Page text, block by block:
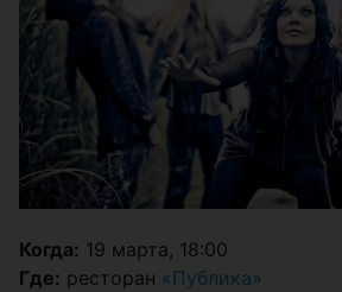
Когда: 19 марта, 18:00
Где: ресторан «Публика»